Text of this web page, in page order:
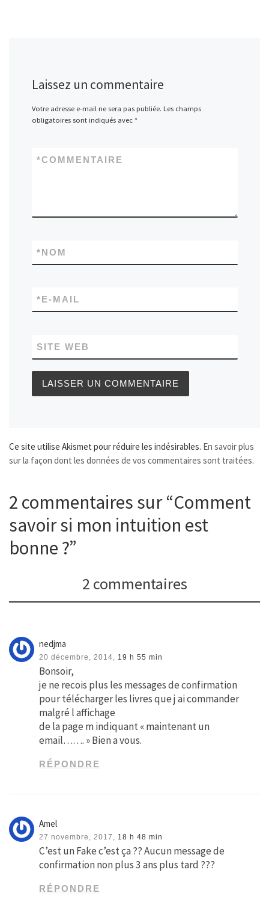
Laissez un commentaire
Votre adresse e-mail ne sera pas publiée. Les champs
obligatoires sont indiqués avec *
COMMENTAIRE
*
NOM
*
E-MAIL
*
SITE WEB
Ce site utilise Akismet pour réduire les indésirables. En savoir plus
sur la façon dont les données de vos commentaires sont traitées.
2 commentaires sur “Comment
savoir si mon intuition est
bonne ?”
2 commentaires
nedjma
20 décembre, 2014, 19 h 55 min
Bonsoir,
je ne recois plus les messages de confirmation
pour télécharger les livres que j ai commander
malgré l affichage
de la page m indiquant « maintenant un
email……. » Bien a vous.
RÉPONDRE
Amel
27 novembre, 2017, 18 h 48 min
C’est un Fake c’est ça ?? Aucun message de
confirmation non plus 3 ans plus tard ???
RÉPONDRE